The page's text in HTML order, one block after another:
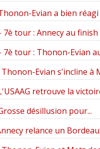
Evian a bien réagi
7è tour : Annecy au finish
7è tour : Thonon-Evian
Thonon-Evian s'incline à
retrouve la
désillusion pour...
relance un